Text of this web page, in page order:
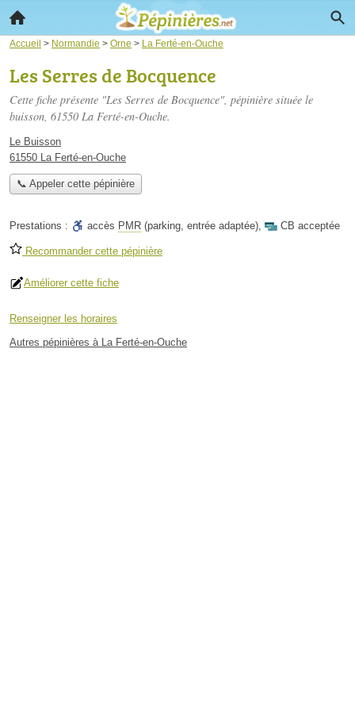
Accueil > Normandie > Orne > La Ferté-en-Ouche
Les Serres de Bocquence
Cette fiche présente "Les Serres de Bocquence", pépinière située le
buisson, 61550 La Ferté-en-Ouche.
Le Buisson
61550 La Ferté-en-Ouche
📞 Appeler cette pépinière
Prestations : accès PMR (parking, entrée adaptée), CB acceptée
Recommander cette pépinière
Améliorer cette fiche
Renseigner les horaires
Autres pépinières à La Ferté-en-Ouche